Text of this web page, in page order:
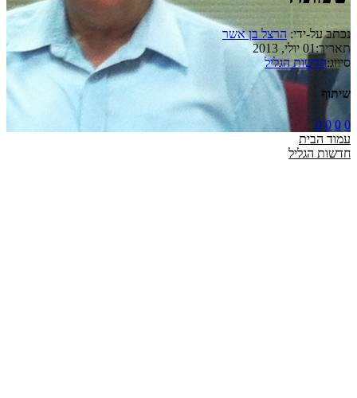
נכתב על-ידי: הרצל בן אשר
תאריך:01 יולי, 2013
סיווג:חדשות הגליל
שיתוף
0
0
0
0
עמוד הבית
חדשות הגליל